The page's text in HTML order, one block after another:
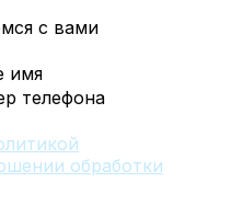
с вами
имя
телефона
обработки